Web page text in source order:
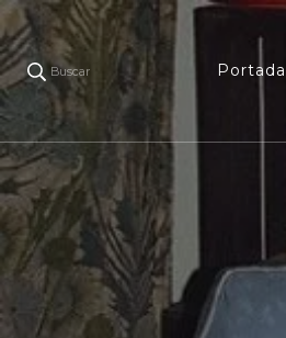
Buscar Portada